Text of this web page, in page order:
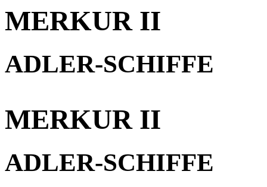
MERKUR II
ADLER-SCHIFFE
MERKUR II
ADLER-SCHIFFE